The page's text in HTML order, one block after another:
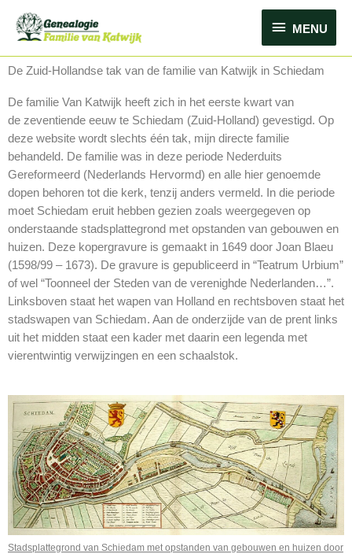
naar
MENU
MENU
De Zuid-Hollandse tak van de familie van Katwijk in Schiedam
De familie Van Katwijk heeft zich in het eerste kwart van
de zeventiende eeuw te Schiedam (Zuid-Holland) gevestigd. Op
deze website wordt slechts één tak, mijn directe familie
behandeld. De familie was in deze periode Nederduits
Gereformeerd (Nederlands Hervormd) en alle hier genoemde
dopen behoren tot die kerk, tenzij anders vermeld. In die periode
moet Schiedam eruit hebben gezien zoals weergegeven op
onderstaande stadsplattegrond met opstanden van gebouwen en
huizen. Deze kopergravure is gemaakt in 1649 door Joan Blaeu
(1598/99 – 1673). De gravure is gepubliceerd in “Teatrum Urbium”
of wel “Toonneel der Steden van de verenighde Nederlanden…”.
Linksboven staat het wapen van Holland en rechtsboven staat het
stadswapen van Schiedam. Aan de onderzijde van de prent links
uit het midden staat een kader met daarin een legenda met
vierentwintig verwijzingen en een schaalstok.
Stadsplattegrond van Schiedam met opstanden van gebouwen en huizen door